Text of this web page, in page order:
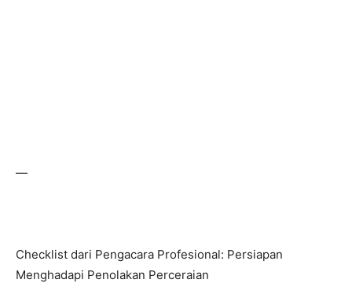
—
Checklist dari Pengacara Profesional: Persiapan
Menghadapi Penolakan Perceraian